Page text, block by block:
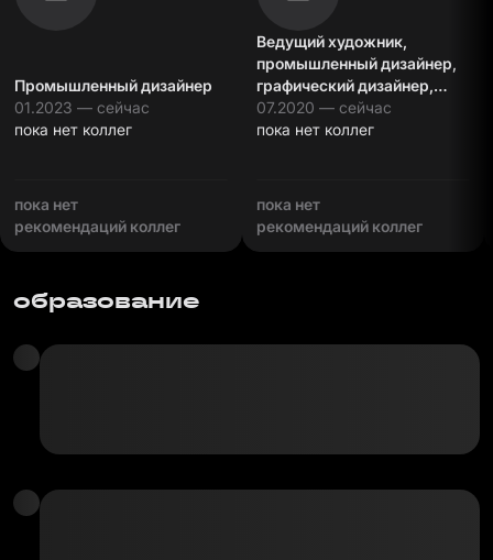
Промышленный дизайнер
01.2023 — сейчас
пока нет коллег
пока нет
рекомендаций коллег
Ведущий художник,
промышленный дизайнер,
графический дизайнер,
креатор.
07.2020 — сейчас
пока нет коллег
пока нет
рекомендаций коллег
образование